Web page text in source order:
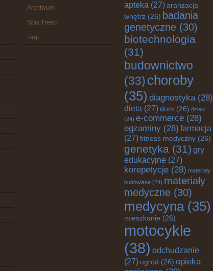
Archiwum
Spis Treści
Tagi
apteka (27) aranżacja
wnętrz (26) badania
genetyczne (30)
biotechnologia
(31)
budownictwo
(33)choroby
(35) diagnostyka(28)
dieta (27) dom (26) dzieci
(24) e-commerce (28)
egzaminy (28) farmacja
(27) fitness medyczny (26)
genetyka (31) gry
edukacyjne (27)
korepetycje (28) materiały
budowlane (24) materiały
medyczne (30)
medycyna(35)
mieszkanie (26)
motocykle
(38) odchudzanie
(27) ogród (26) opieka